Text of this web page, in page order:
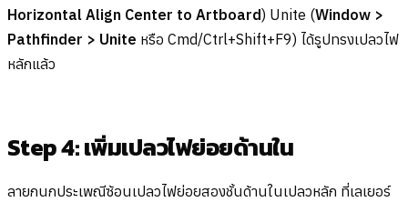
Horizontal Align Center to Artboard) Unite (Window >
Pathfinder > Unite หรือ Cmd/Ctrl+Shift+F9) ได้รูปทรงเปลวไฟ
หลักแล้ว
Step 4: เพิ่มเปลวไฟย่อยด้านใน
ลายกนกประเพณีซ้อนเปลวไฟย่อยสองชั้นด้านในเปลวหลัก ที่เลเยอร์